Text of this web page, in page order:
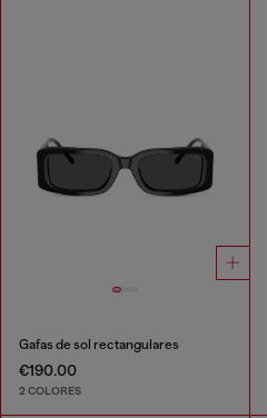
Gafas de sol rectangulares
€190.00
2 COLORES